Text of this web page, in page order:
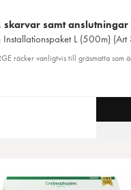
skarvar samt anslutningar
Installationspaket L (500m)
räcker vanligtvis till gräsmatta